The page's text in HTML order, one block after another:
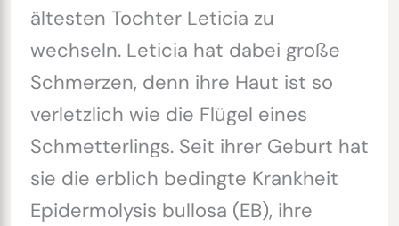
ältesten Tochter Leticia zu
wechseln. Leticia hat dabei große
Schmerzen, denn ihre Haut ist so
verletzlich wie die Flügel eines
Schmetterlings. Seit ihrer Geburt hat
sie die erblich bedingte Krankheit
Epidermolysis bullosa (EB), ihre